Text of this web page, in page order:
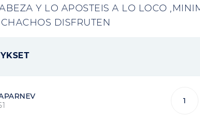
Y LO APOSTEIS A LO LOCO
DISFRUTEN
1